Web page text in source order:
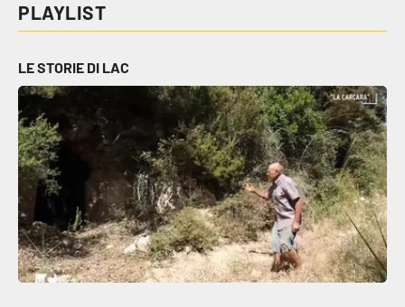
Politica
Sanità
Società
Sport
RUBRICHE
Good Morning Vietnam
PLAYLIST
LE STORIE DI LAC